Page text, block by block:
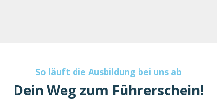
So läuft die Ausbildung bei uns ab
Dein Weg zum Führerschein!